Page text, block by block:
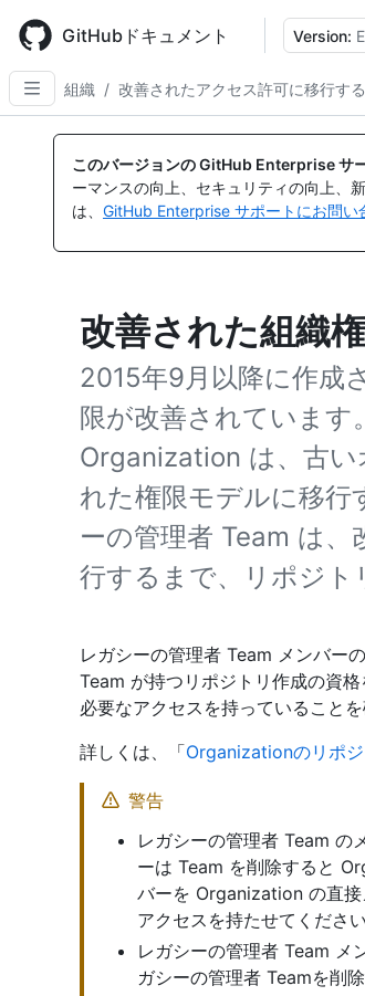
main
content
GitHubドキュメント Version:
組織 / 改善されたアクセス許可に移行する
このバージョンの GitHub Enterprise サ
ーマンスの向上、セキュリティの向上、
は、 GitHub Enterprise サポートにお問い
改善された組織
2015年9月以降に作成
限が改善されています
Organization は、古い
れた権限モデルに移
ーの管理者 Team は
行するまで、リポジト
レガシーの管理者 Team メンバー
Team が持つリポジトリ作成の資
必要なアクセスを持っていること
詳しくは、「Organizationのリポ
警告
レガシーの管理者 Team の
ーは Team を削除すると
バーを Organization の直接
アクセスを持たせてください
レガシーの管理者 Team メ
ガシーの管理者 Teamを削